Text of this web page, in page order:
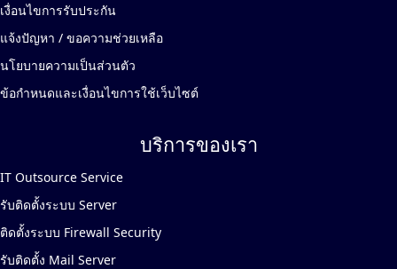
เงื่อนไขการรับประกัน
แจ้งปัญหา / ขอความช่วยเหลือ
นโยบายความเป็นส่วนตัว
ข้อกำหนดและเงื่อนไขการใช้เว็บไซต์
บริการของเรา
IT Outsource Service
รับติดตั้งระบบ Server
ติดตั้งระบบ Firewall Security
รับติดตั้ง Mail Server